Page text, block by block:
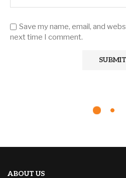
Save my name, email, and
next time I comment.
ABOUT US